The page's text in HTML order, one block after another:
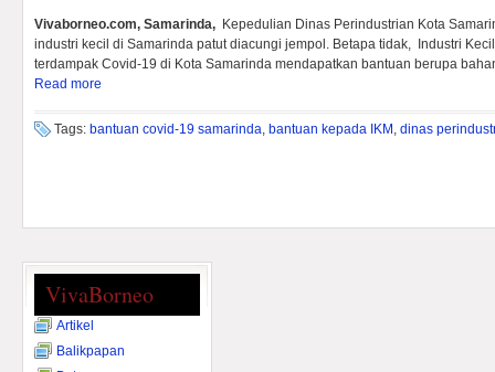
Vivaborneo.com, Samarinda, Kepedulian Dinas Perindustrian Kota
industri kecil di Samarinda patut diacungi jempol. Betapa tidak, Industri
terdampak Covid-19 di Kota Samarinda mendapatkan bantuan berupa
Read more
Tags: bantuan covid-19 samarinda, bantuan kepada IKM , dinas
VivaBorneo
Artikel
Balikpapan